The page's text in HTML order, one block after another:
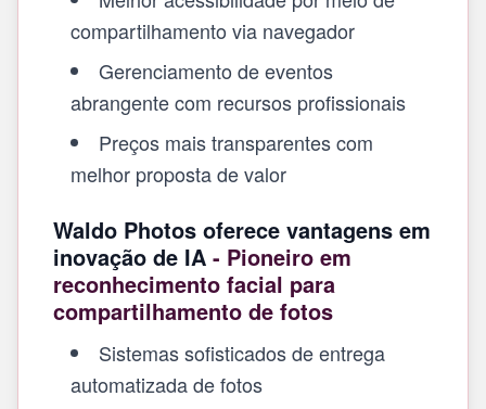
compartilhamento via navegador
Gerenciamento de eventos
abrangente com recursos profissionais
Preços mais transparentes com
melhor proposta de valor
Waldo Photos oferece vantagens em
inovação de IA - Pioneiro em
reconhecimento facial para
compartilhamento de fotos
Sistemas sofisticados de entrega
automatizada de fotos